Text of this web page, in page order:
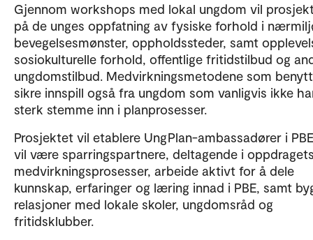
Gjennom workshops med lokal ungdom vil
på de unges oppfatning av fysiske forhold i
bevegelsesmønster, oppholdssteder, samt
sosiokulturelle forhold, offentlige fritidstilbud og
ungdomstilbud. Medvirkningsmetodene som
sikre innspill også fra ungdom som vanligvis ikke
sterk stemme inn i planprosesser.
Prosjektet vil etablere UngPlan-ambassadører i
vil være sparringspartnere, deltagende i
medvirkningsprosesser, arbeide aktivt for å dele
kunnskap, erfaringer og læring innad i PBE, samt
relasjoner med lokale skoler, ungdomsråd og
fritidsklubber.